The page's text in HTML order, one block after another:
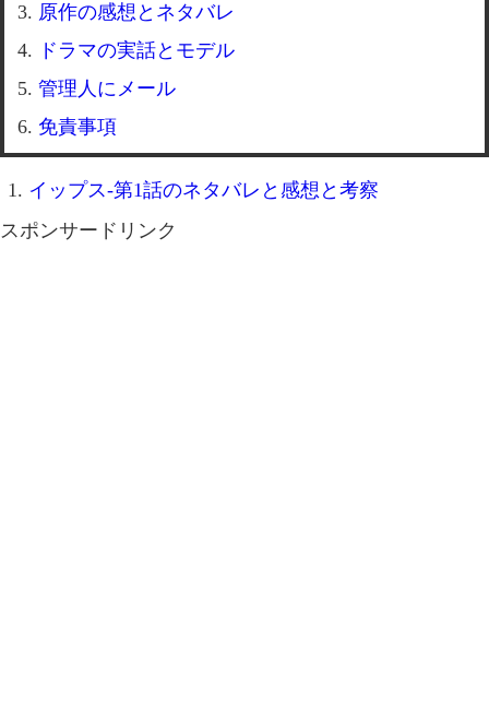
原作の感想とネタバレ
ドラマの実話とモデル
管理人にメール
免責事項
イップス-第1話のネタバレと感想と考察
スポンサードリンク